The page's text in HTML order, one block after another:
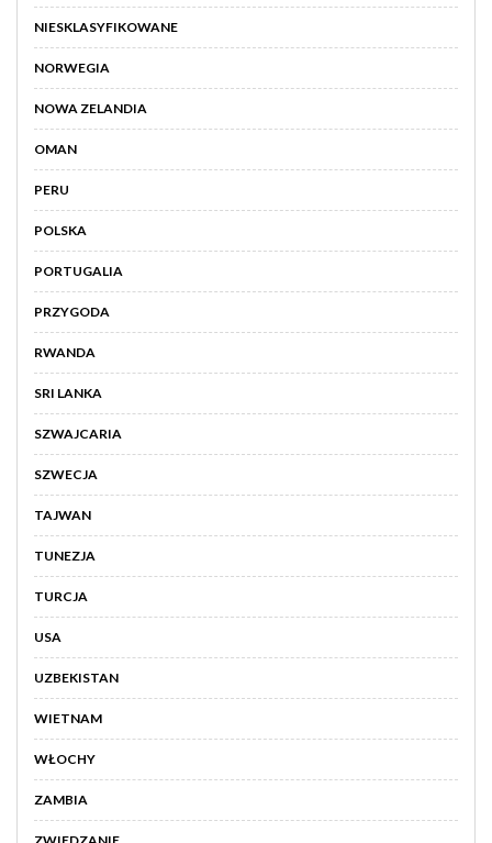
NIESKLASYFIKOWANE
NORWEGIA
NOWA ZELANDIA
OMAN
PERU
POLSKA
PORTUGALIA
PRZYGODA
RWANDA
SRI LANKA
SZWAJCARIA
SZWECJA
TAJWAN
TUNEZJA
TURCJA
USA
UZBEKISTAN
WIETNAM
WŁOCHY
ZAMBIA